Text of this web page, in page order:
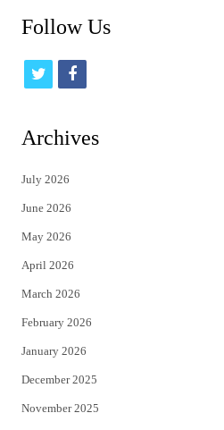
Follow Us
t
t
e
r
f
Archives
July 2026
June 2026
May 2026
April 2026
March 2026
February 2026
January 2026
December 2025
November 2025